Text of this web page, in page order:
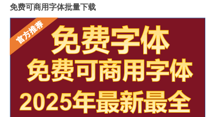
免费可商用字体批量下载